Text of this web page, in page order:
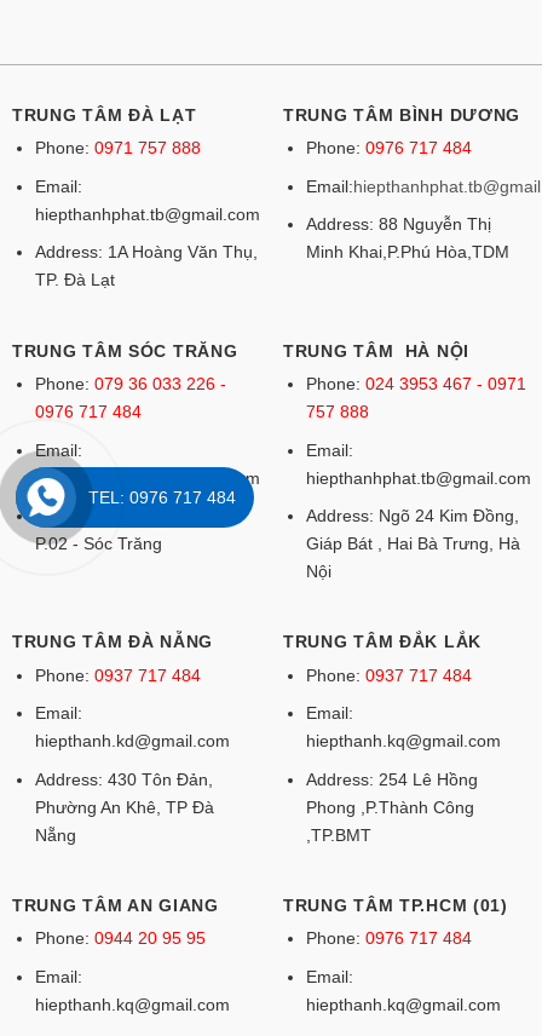
TRUNG TÂM ĐÀ LẠT
Phone: 0971 757 888
Email:
hiepthanhphat.tb@gmail.com
Address: 1A Hoàng Văn Thụ,
TP. Đà Lạt
TRUNG TÂM BÌNH DƯƠNG
Phone: 0976 717 484
Email:
Address: 88 Nguyễn Thị
Minh Khai,P.Phú Hòa,TDM
TRUNG TÂM SÓC TRĂNG
Phone: 079 36 033 226 -
0976 717 484
Email:
hiepthanhphat.tb@gmail.com
Address: 686 QL1A - KP7 -
P.02 - Sóc Trăng
TRUNG TÂM HÀ NỘI
Phone: 024 3953 467 - 0971
757 888
Email:
hiepthanhphat.tb@gmail.com
Address: Ngõ 24 Kim Đồng,
Giáp Bát , Hai Bà Trưng, Hà
Nội
TRUNG TÂM ĐÀ NẴNG
Phone: 0937 717 484
Email:
hiepthanh.kd@gmail.com
Address: 430 Tôn Đản,
Phường An Khê, TP Đà
Nẵng
TRUNG TÂM ĐẮK LẮK
Phone: 0937 717 484
Email:
hiepthanh.kq@gmail.com
Address: 254 Lê Hồng
Phong ,P.Thành Công
,TP.BMT
TRUNG TÂM AN GIANG
Phone: 0944 20 95 95
Email:
hiepthanh.kq@gmail.com
TRUNG TÂM TP.HCM (01)
Phone: 0976 717 484
Email:
hiepthanh.kq@gmail.com
TEL: 0976 717 484